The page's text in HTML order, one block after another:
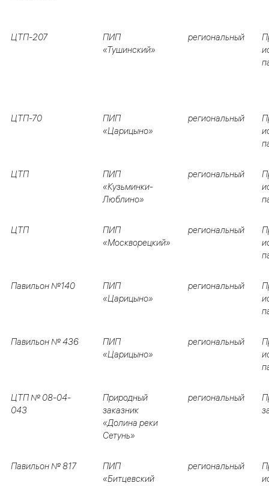
ЦТП-207
ПИП
«Тушинский»
региональный
ЦТП-70
ПИП
«Царицыно»
региональный
ЦТП
ПИП
«Кузьминки-
Люблино»
региональный
ЦТП
ПИП
«Москворецкий»
региональный
Павильон №140
ПИП
«Царицыно»
региональный
Павильон № 436
ПИП
«Царицыно»
региональный
ЦТП № 08-04-
043
Природный
заказник
«Долина реки
Сетунь»
региональный
Павильон № 817
ПИП
«Битцевский
региональный